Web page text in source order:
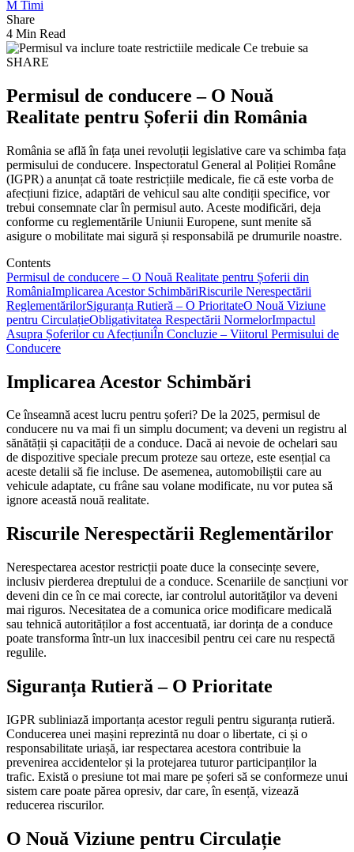
M Timi
Share
4 Min Read
SHARE
Permisul de conducere – O Nouă
Realitate pentru Șoferii din România
România se află în fața unei revoluții legislative care va schimba fața
permisului de conducere. Inspectoratul General al Poliției Române
(IGPR) a anunțat că toate restricțiile medicale, fie că este vorba de
afecțiuni fizice, adaptări de vehicul sau alte condiții specifice, vor
trebui consemnate clar în permisul auto. Aceste modificări, deja
conforme cu reglementările Uniunii Europene, sunt menite să
asigure o mobilitate mai sigură și responsabilă pe drumurile noastre.
Contents
Permisul de conducere – O Nouă Realitate pentru Șoferii din
RomâniaImplicarea Acestor SchimbăriRiscurile Nerespectării
ReglementărilorSiguranța Rutieră – O PrioritateO Nouă Viziune
pentru CirculațieObligativitatea Respectării NormelorImpactul
Asupra Șoferilor cu AfecțiuniÎn Concluzie – Viitorul Permisului de
Conducere
Implicarea Acestor Schimbări
Ce înseamnă acest lucru pentru șoferi? De la 2025, permisul de
conducere nu va mai fi un simplu document; va deveni un registru al
sănătății și capacității de a conduce. Dacă ai nevoie de ochelari sau
de dispozitive speciale precum proteze sau orteze, este esențial ca
aceste detalii să fie incluse. De asemenea, automobiliștii care au
vehicule adaptate, cu frâne sau volane modificate, nu vor putea să
ignore această nouă realitate.
Riscurile Nerespectării Reglementărilor
Nerespectarea acestor restricții poate duce la consecințe severe,
inclusiv pierderea dreptului de a conduce. Scenariile de sancțiuni vor
deveni din ce în ce mai corecte, iar controlul autorităților va deveni
mai riguros. Necesitatea de a comunica orice modificare medicală
sau tehnică autorităților a fost accentuată, iar dorința de a conduce
poate transforma într-un lux inaccesibil pentru cei care nu respectă
regulile.
Siguranța Rutieră – O Prioritate
IGPR subliniază importanța acestor reguli pentru siguranța rutieră.
Conducerea unei mașini reprezintă nu doar o libertate, ci și o
responsabilitate uriașă, iar respectarea acestora contribuie la
prevenirea accidentelor și la protejarea tuturor participanților la
trafic. Există o presiune tot mai mare pe șoferi să se conformeze unui
sistem care poate părea opresiv, dar care, în esență, vizează
reducerea riscurilor.
O Nouă Viziune pentru Circulație